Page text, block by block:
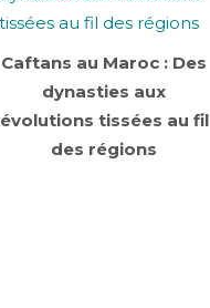
Caftans au Maroc : Des
dynasties aux
évolutions tissées au fil
des régions